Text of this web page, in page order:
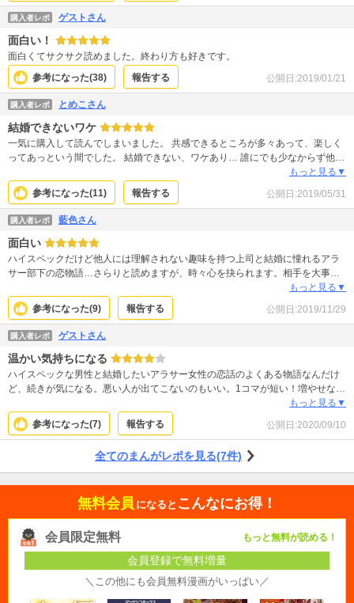
購入者レポ ゲストさん
面白い！
面白くてサクサク読めました。終わり方も好きです。
参考になった(38) 報告する 公開日:2019/01/21
購入者レポ とめこさん
結婚できないワケ
一気に購入して読んでしまいました。 共感できるところが多々あって、楽しく
ってあっという間でした。 結婚できない、ワケあり… 誰にでも少なからず他人
にはなかなか理解されない一面ってあるんだと思います。 これがあることで頑
張れたり、社会に溶け込めてたりするのかな、とも思います。 身近な人に、自
分のワケありな部分を理解してもらえるってなかなか出会えない幸せなのかも
しれません。
もっと見る▼
参考になった(11) 報告する 公開日:2019/05/31
購入者レポ 藍色さん
面白い
ハイスペックだけど他人には理解されない趣味を持つ上司と結婚に憧れるアラ
サー部下の恋物語…さらりと読めますが、時々心を抉られます。相手を大事に
もっと見る▼
参考になった(9) 報告する 公開日:2019/11/29
購入者レポ ゲストさん
温かい気持ちになる
ハイスペックな男性と結婚したいアラサー女性の恋話のよくある物語なんだけ
ど、続きが気になる。悪い人が出てこないのもいい。1コマが短い！増やせない
もっと見る▼
参考になった(7) 報告する 公開日:2020/09/10
全てのまんがレポを見る(7件)
無料会員 になると こんなにお得！
会員限定無料 もっと無料が読める！
会員登録で無料増量
＼この他にも会員無料漫画がいっぱい／